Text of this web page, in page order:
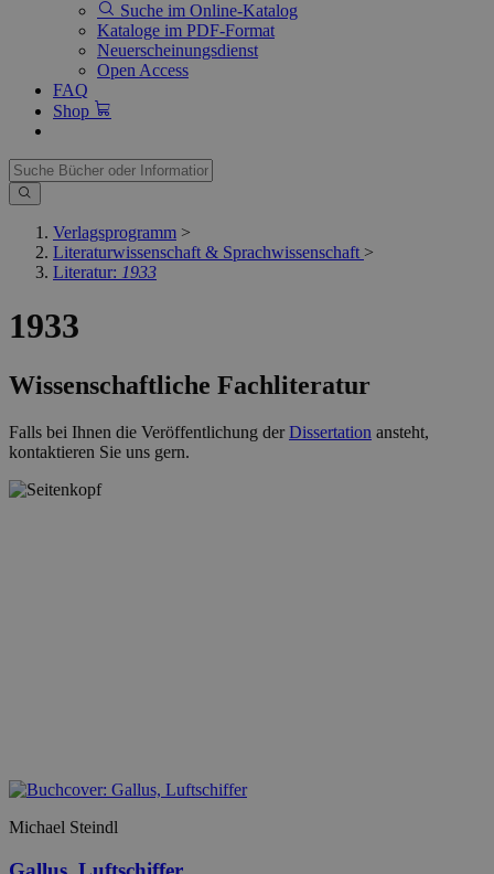
Suche im Online-Katalog
Kataloge im PDF-Format
Neuerscheinungsdienst
Open Access
FAQ
Shop
Verlagsprogramm >
Literaturwissenschaft & Sprachwissenschaft >
Literatur: 1933
1933
Wissenschaftliche Fachliteratur
Falls bei Ihnen die Veröffentlichung derDissertation ansteht,
kontaktieren Sie uns gern.
Michael Steindl